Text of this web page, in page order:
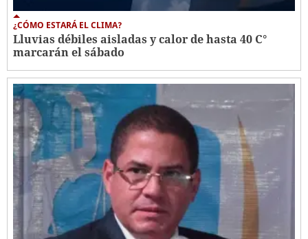
¿CÓMO ESTARÁ EL CLIMA?
Lluvias débiles aisladas y calor de hasta 40 C°
marcarán el sábado